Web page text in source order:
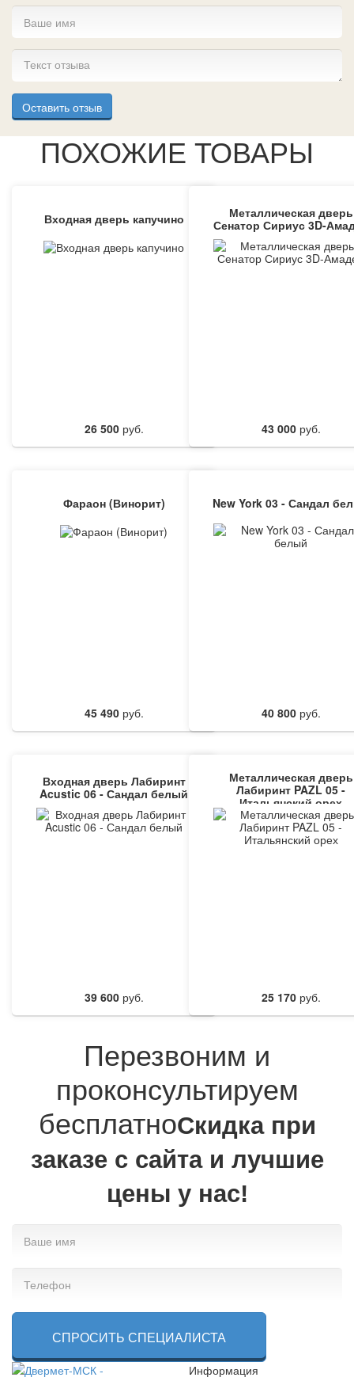
Оставить отзыв
ПОХОЖИЕ ТОВАРЫ
Входная дверь капучино
26 500руб.
Металлическая дверь
Сенатор Сириус 3D-
43 000руб.
Фараон (Винорит)
45 490руб.
New York 03 - Сандал
40 800руб.
Входная дверь Лабиринт
Acustic 06 - Сандал белый
39 600руб.
Металлическая дверь
Лабиринт PAZL 05 -
Итальянский орех
25 170руб.
Перезвоним и
проконсультируем
бесплатноCкидка при
заказе с сайта и лучшие
цены у нас!
СПРОСИТЬ СПЕЦИАЛИСТА
Информация